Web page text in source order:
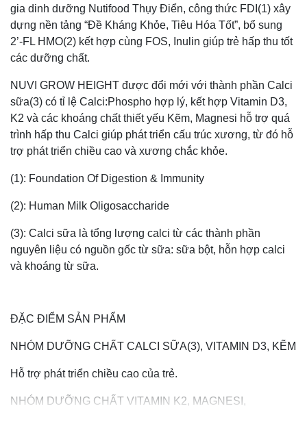
gia dinh dưỡng Nutifood Thụy Điển, công thức FDI(1) xây
dựng nền tảng “Đề Kháng Khỏe, Tiêu Hóa Tốt”, bổ sung
2’-FL HMO(2) kết hợp cùng FOS, Inulin giúp trẻ hấp thu tốt
các dưỡng chất.
NUVI GROW HEIGHT được đổi mới với thành phần Calci
sữa(3) có tỉ lệ Calci:Phospho hợp lý, kết hợp Vitamin D3,
K2 và các khoáng chất thiết yếu Kẽm, Magnesi hỗ trợ quá
trình hấp thu Calci giúp phát triển cấu trúc xương, từ đó hỗ
trợ phát triển chiều cao và xương chắc khỏe.
(1): Foundation Of Digestion & Immunity
(2): Human Milk Oligosaccharide
(3): Calci sữa là tổng lượng calci từ các thành phần
nguyên liệu có nguồn gốc từ sữa: sữa bột, hỗn hợp calci
và khoáng từ sữa.
ĐẶC ĐIỂM SẢN PHẨM
NHÓM DƯỠNG CHẤT CALCI SỮA(3), VITAMIN D3, KẼM
Hỗ trợ phát triển chiều cao của trẻ.
NHÓM DƯỠNG CHẤT VITAMIN K2, MAGNESI,